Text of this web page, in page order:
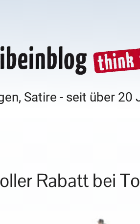
Satire - seit über 20
Rabatt bei